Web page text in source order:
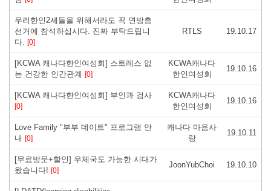
우리한인2세들을 위해서라도 꼭 연방총
선거에 참석하십시다. 진짜 부탁드립니
다. [0]
RTLS 19.10.17
[KCWA 캐나다한인여성회] 스트레스 없
는 건강한 인간관계 [0]
KCWA캐나다
한인여성회
19.10.16
[KCWA 캐나다한인여성회] 부인과 검사
[0]
KCWA캐나다
한인여성회
19.10.16
Love Family "부부 데이트" 프로그램 안
내 [0]
캐나다 마음사
랑
19.10.11
[무료방문+할인] 우체국도 가능한 시대가
왔습니다! [0]
JoonYubChoi 19.10.10